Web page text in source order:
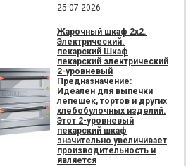
25.07.2026
Жарочный шкаф 2х2.
Электрический.
пекарский Шкаф
пекарский электрический
2-уровневый
Предназначение:
Идеален для выпечки
лепешек, тортов и других
хлебобулочных изделий.
Этот 2-уровневый
пекарский шкаф
значительно увеличивает
производительность и
является